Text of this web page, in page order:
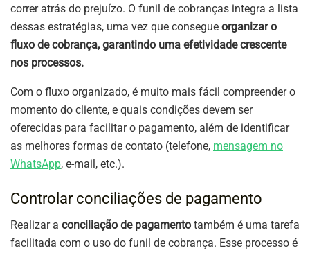
correr atrás do prejuízo. O funil de cobranças integra a lista
dessas estratégias, uma vez que consegue organizar o
fluxo de cobrança, garantindo uma efetividade crescente
nos processos.
Com o fluxo organizado, é muito mais fácil compreender o
momento do cliente, e quais condições devem ser
oferecidas para facilitar o pagamento, além de identificar
as melhores formas de contato (telefone, mensagem no
WhatsApp, e-mail, etc.).
Controlar conciliações de pagamento
Realizar a conciliação de pagamento também é uma tarefa
facilitada com o uso do funil de cobrança. Esse processo é